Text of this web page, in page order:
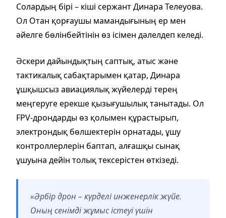
Солардың бірі – кіші сержант Динара Телеуова.
Ол Отан қорғаушы мамандығының ер мен
әйелге бөлінбейтінін өз ісімен дәлелдеп келеді.
Әскери дайындықтың саптық, атыс және
тактикалық сабақтарымен қатар, Динара
ұшқышсыз авиациялық жүйелерді терең
меңгеруге ерекше қызығушылық танытады. Ол
FPV-дрондарды өз қолымен құрастырып,
электрондық бөлшектерін орнатады, ұшу
контроллерлерін баптап, алғашқы сынақ
ұшуына дейін толық тексерістен өткізеді.
«Әрбір дрон – күрделі инженерлік жүйе.
Оның сенімді жұмыс істеуі үшін